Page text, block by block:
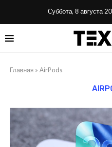
Суббота, 8 августа
Главная » AirPods